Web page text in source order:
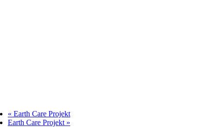
« Earth Care Projekt
Earth Care Projekt »